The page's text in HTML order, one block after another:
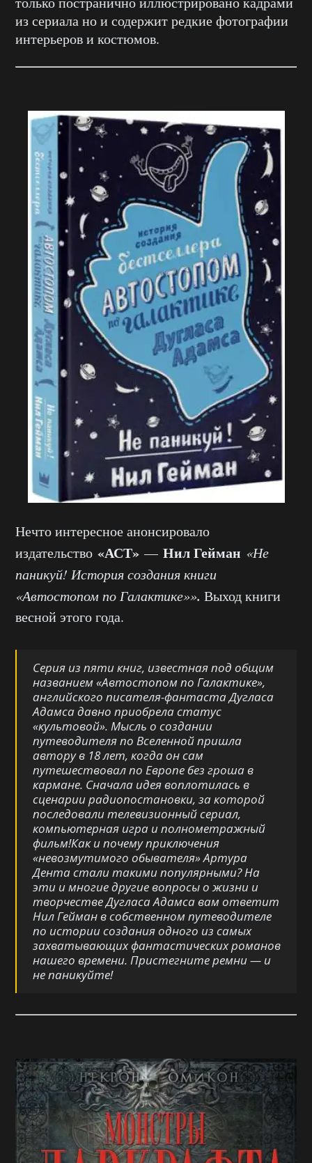
из сериала но и содержит редкие фотографии
интерьеров и костюмов.
Нечто интересное анонсировало
издательство «АСТ» — Нил Гейман «Не
паникуй! История создания книги
«Автостопом по Галактике»». Выход книги
весной этого года.
Серия из пяти книг, известная под общим
названием «Автостопом по Галактике»,
английского писателя-фантаста Дугласа
Адамса давно приобрела статус
«культовой». Мысль о создании
путеводителя по Вселенной пришла
автору в 18 лет, когда он сам
путешествовал по Европе без гроша в
кармане. Сначала идея воплотилась в
сценарии радиопостановки, за которой
последовали телевизионный сериал,
компьютерная игра и полнометражный
фильм!Как и почему приключения
«невозмутимого обывателя» Артура
Дента стали такими популярными? На
эти и многие другие вопросы о жизни и
творчестве Дугласа Адамса вам ответит
Нил Гейман в собственном путеводителе
по истории создания одного из самых
захватывающих фантастических романов
нашего времени. Пристегните ремни — и
не паникуйте!